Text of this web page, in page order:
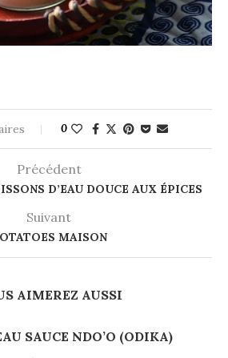
0
Précédent
D’EAU DOUCE AUX ÉPICES
Suivant
MAISON
AIMEREZ AUSSI
SAUCE NDO’O (ODIKA)